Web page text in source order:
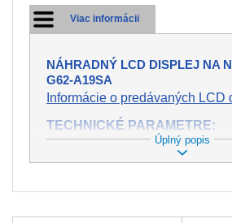
Viac informácii
NÁHRADNÝ LCD DISPLEJ NA
G62-A19SA
Informácie o predávaných LCD
TECHNICKÉ PARAMETRE:
Stav:Nový
Záruka:2 roky
Veľkosť:15,6" (13.6"x7.6")
Úplný popis